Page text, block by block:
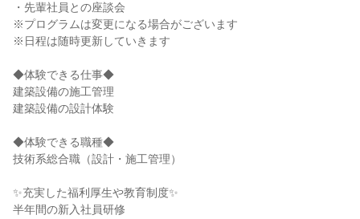
・先輩社員との座談会
※プログラムは変更になる場合がございます
※日程は随時更新していきます
◆体験できる仕事◆
建築設備の施工管理
建築設備の設計体験
◆体験できる職種◆
技術系総合職（設計・施工管理）
✨充実した福利厚生や教育制度✨
半年間の新入社員研修